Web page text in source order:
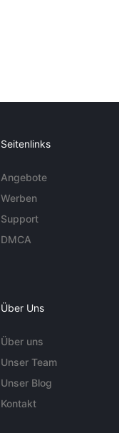
Seitenlinks
Angebote
Werben
Support
DMCA
Über Uns
Über uns
Unser Team
Unser Blog
Kontakt